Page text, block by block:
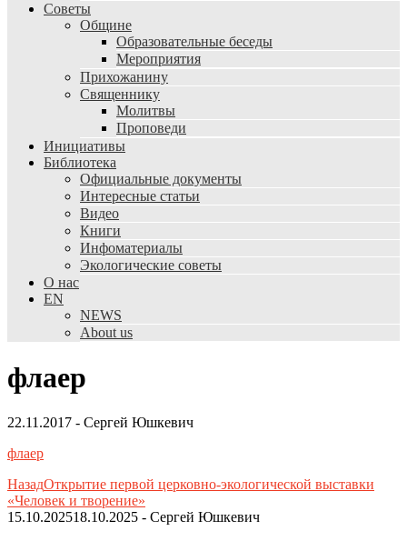
Советы
Общине
Образовательные беседы
Мероприятия
Прихожанину
Священнику
Молитвы
Проповеди
Инициативы
Библиотека
Официальные документы
Интересные статьи
Видео
Книги
Инфоматериалы
Экологические советы
О нас
EN
NEWS
About us
флаер
22.11.2017 - Сергей Юшкевич
флаер
НазадОткрытие первой церковно-экологической выставки
«Человек и творение»
15.10.202518.10.2025 - Сергей Юшкевич